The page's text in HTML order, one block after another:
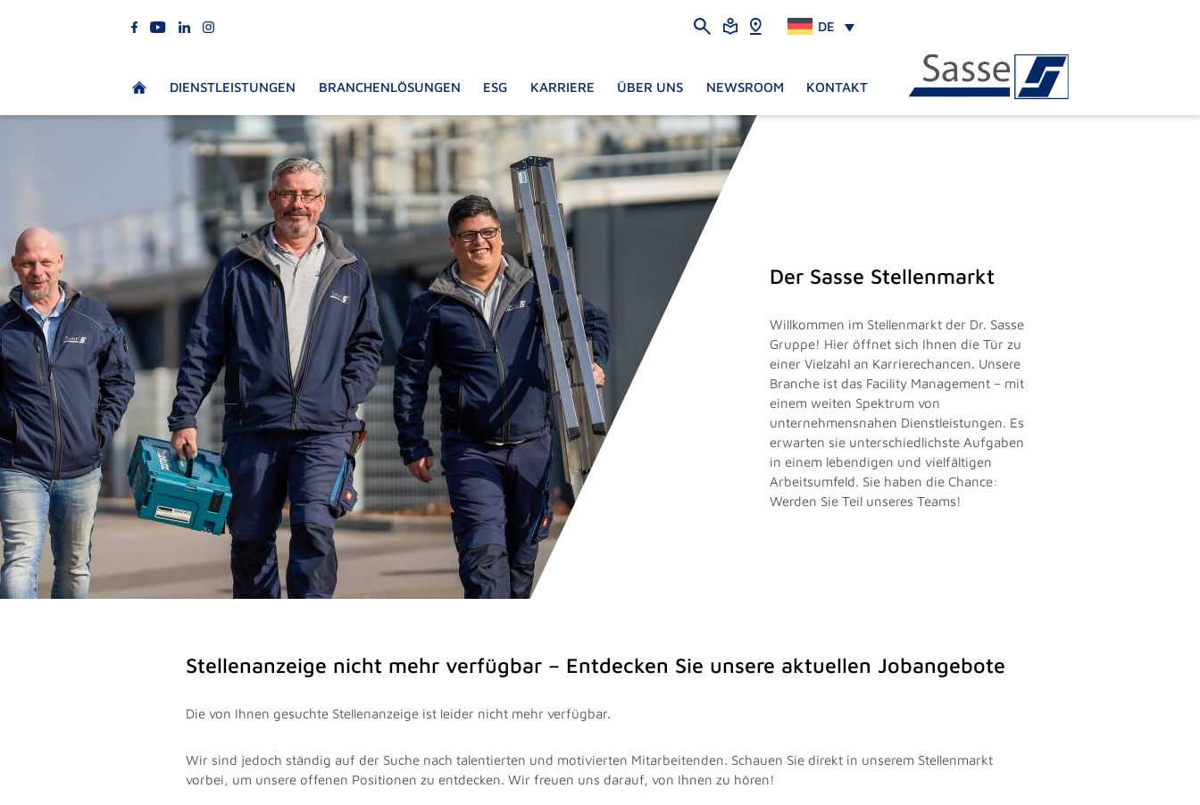
DE
DIENSTLEISTUNGEN BRANCHENLÖSUNGEN ESG KARRIERE ÜBER UNS NEWSROOM KONTAKT
Der Sasse Stellenmarkt
Willkommen im Stellenmarkt der Dr. Sasse
Gruppe! Hier öffnet sich Ihnen die Tür zu
einer Vielzahl an Karrierechancen. Unsere
Branche ist das Facility Management – mit
einem weiten Spektrum von
unternehmensnahen Dienstleistungen. Es
erwarten sie unterschiedlichste Aufgaben
in einem lebendigen und vielfältigen
Arbeitsumfeld. Sie haben die Chance:
Werden Sie Teil unseres Teams!
Stellenanzeige nicht mehr verfügbar – Entdecken Sie unsere aktuellen Jobangebote
Die von Ihnen gesuchte Stellenanzeige ist leider nicht mehr verfügbar.
Wir sind jedoch ständig auf der Suche nach talentierten und motivierten Mitarbeitenden. Schauen Sie direkt in unserem Stellenmarkt
vorbei, um unsere offenen Positionen zu entdecken. Wir freuen uns darauf, von Ihnen zu hören!